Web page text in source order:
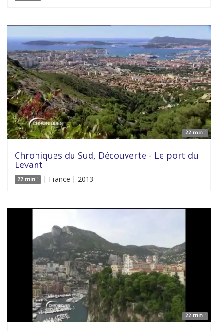
22 min '
Chroniques du Sud, Découverte - Le port du
Levant
22 min ' | France | 2013
22 min '